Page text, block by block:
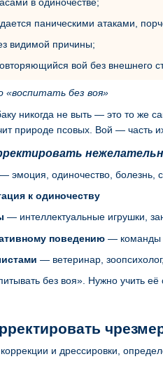
паническими атаками,
видимой причины;
вой без внешнего
«воспитать без воя»
никогда не выть — это то же
природе псовых. Вой — часть
— эмоция, одиночество, болезнь,
к одиночеству
— интеллектуальные игрушки,
поведению — команды
— ветеринар,
без воя». Нужно учить
и дрессировки,